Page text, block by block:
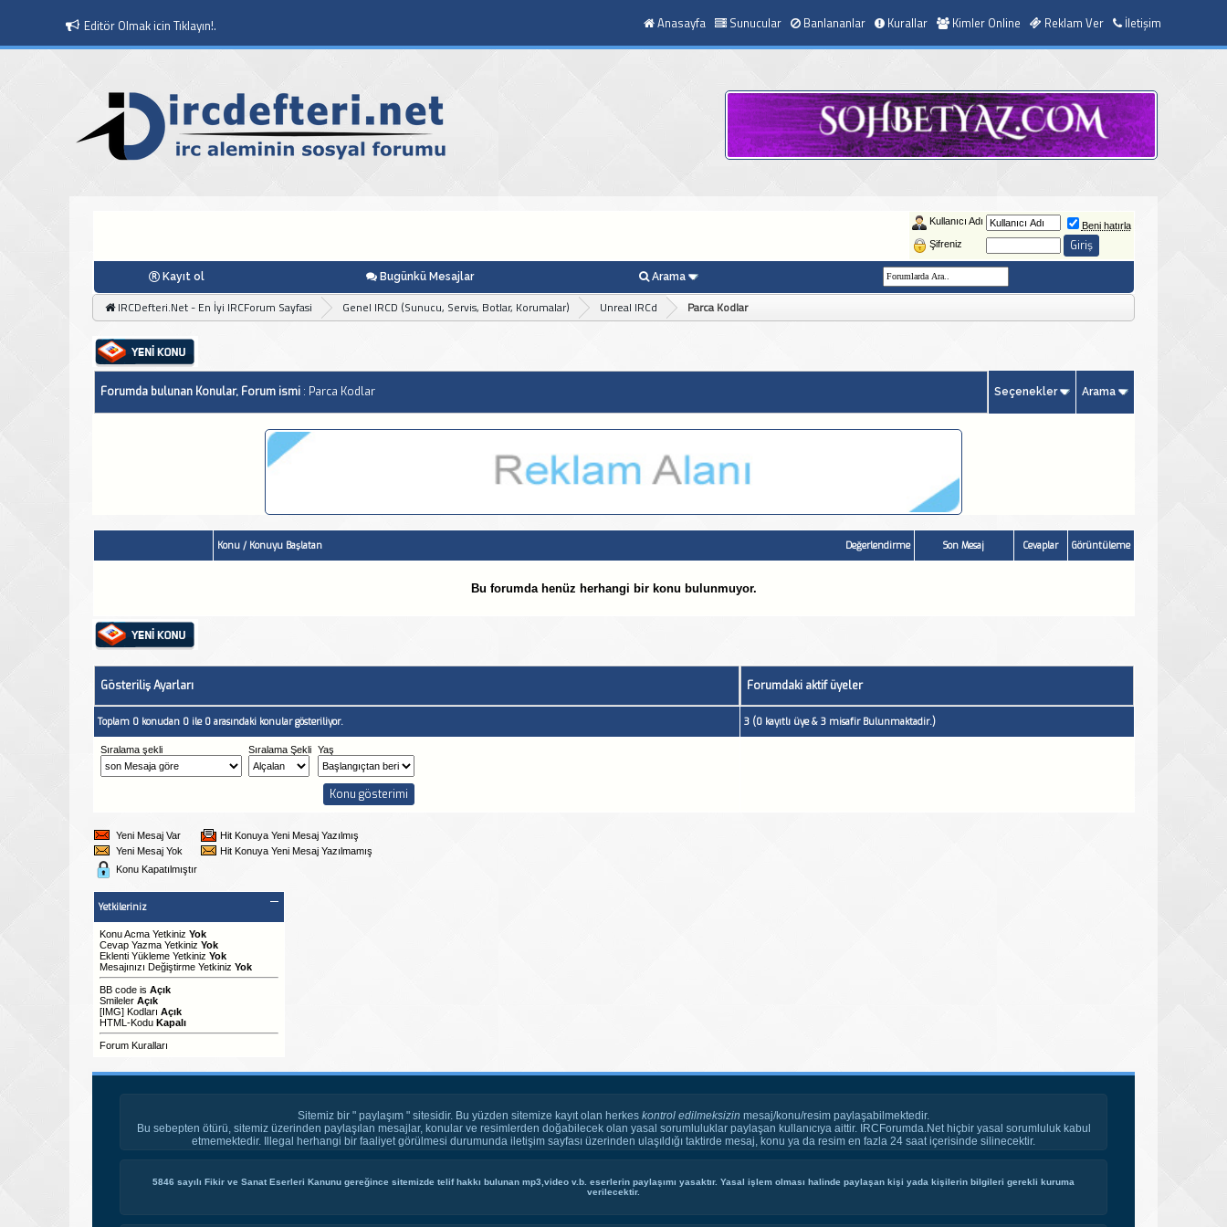
Editör Olmak icin Tıklayın!. Anasayfa Sunucular Banlananlar Kurallar Kimler Online Reklam Ver İletişim
Kullanıcı Adı
Beni hatırla
Şifreniz
Kayıt ol Bugünkü Mesajlar Arama
IRCDefteri.Net - En İyi IRCForum Sayfasi Genel IRCD (Sunucu, Servis, Botlar, Korumalar) Unreal IRCd Parca Kodlar
Forumda bulunan Konular, Forum ismi: Parca Kodlar Seçenekler Arama
Değerlendirme
Konu/ Konuyu Başlatan Son Mesaj Cevaplar Görüntüleme
Bu forumda henüz herhangi bir konu bulunmuyor.
Gösteriliş Ayarları Forumdaki aktif üyeler
Toplam 0 konudan 0 ile 0 arasındaki konular gösteriliyor. 3 (0 kayıtlı üye & 3 misafir Bulunmaktadir.)
Sıralama şekli Sıralama Şekli Yaş
Yeni Mesaj Var
Hit Konuya Yeni Mesaj Yazılmış
Yeni Mesaj Yok
Hit Konuya Yeni Mesaj Yazılmamış
Konu Kapatılmıştır
Yetkileriniz
Konu Acma Yetkiniz Yok
Cevap Yazma Yetkiniz Yok
Eklenti Yükleme Yetkiniz Yok
Mesajınızı Değiştirme Yetkiniz Yok
BB codeis Açık
Smileler Açık
[IMG]Kodları Açık
HTML-Kodu Kapalı
Forum Kuralları
Sitemiz bir " paylaşım " sitesidir. Bu yüzden sitemize kayıt olan herkes kontrol edilmeksizin mesaj/konu/resim paylaşabilmektedir.
Bu sebepten ötürü, sitemiz üzerinden paylaşılan mesajlar, konular ve resimlerden doğabilecek olan yasal sorumluluklar paylaşan kullanıcıya aittir. IRCForumda.Net hiçbir yasal sorumluluk kabul
etmemektedir. Illegal herhangi bir faaliyet görülmesi durumunda iletişim sayfası üzerinden ulaşıldığı taktirde mesaj, konu ya da resim en fazla 24 saat içerisinde silinecektir.
5846 sayılı Fikir ve Sanat Eserleri Kanunu gereğince sitemizde telif hakkı bulunan mp3,video v.b. eserlerin paylaşımı yasaktır. Yasal işlem olması halinde paylaşan kişi yada kişilerin bilgileri gerekli kuruma
verilecektir.